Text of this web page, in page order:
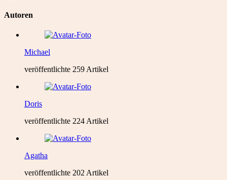
Autoren
Michael
veröffentlichte 259 Artikel
Doris
veröffentlichte 224 Artikel
Agatha
veröffentlichte 202 Artikel